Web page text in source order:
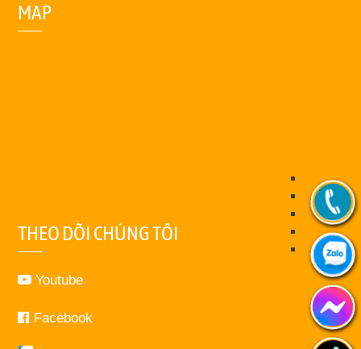
MAP
THEO DÕI CHÚNG TÔI
Youtube
Facebook